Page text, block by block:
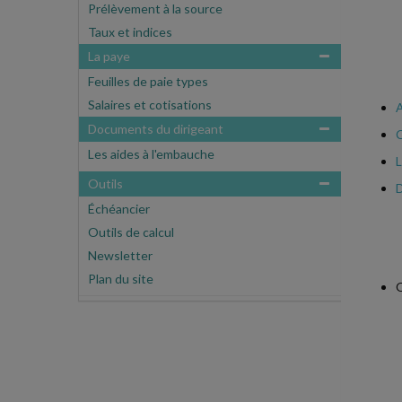
Prélèvement à la source
Taux et indices
La paye
Feuilles de paie types
Salaires et cotisations
Documents du dirigeant
Les aides à l'embauche
Outils
Échéancier
Outils de calcul
Newsletter
Plan du site